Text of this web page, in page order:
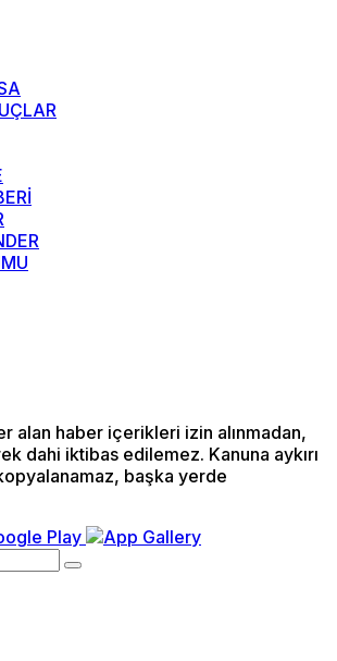
alan haber içerikleri izin alınmadan,
dahi iktibas edilemez. Kanuna aykırı
başka yerde